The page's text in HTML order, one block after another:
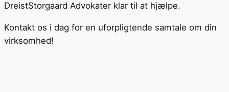
DreistStorgaard Advokater klar til at hjælpe.
Kontakt os i dag for en uforpligtende samtale om din
virksomhed!